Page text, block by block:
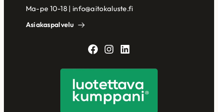
Ma-pe 10-18 | info@aitokaluste.fi
Asiakaspalvelu
Facebook
Instagram
LinkedIn